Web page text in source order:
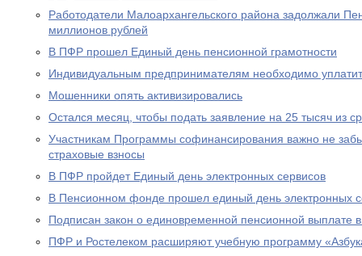
Работодатели Малоархангельского района задолжали
миллионов рублей
В ПФР прошел Единый день пенсионной грамотности
Индивидуальным предпринимателям необходимо
Мошенники опять активизировались
Остался месяц, чтобы подать заявление на 25 тысяч из
Участникам Программы софинансирования важно не
страховые взносы
В ПФР пройдет Единый день электронных сервисов
В Пенсионном фонде прошел единый день электронных
Подписан закон о единовременной пенсионной выплате
ПФР и Ростелеком расширяют учебную программу